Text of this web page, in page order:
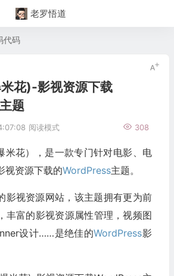
老罗悟道
代码
花)-影视资源下载
题
308
阅读模式
米花），是一款专门针对电影、电
视资源下载的WordPress主题。
影视资源网站，该主题拥有更为前
丰富的影视资源属性管理，视频图
设计……是绝佳的WordPress影